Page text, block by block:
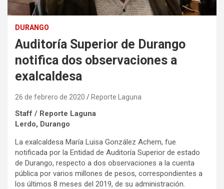
DURANGO
Auditoría Superior de Durango
notifica dos observaciones a
exalcaldesa
26 de febrero de 2020 Reporte Laguna
Staff / Reporte Laguna
Lerdo, Durango
La exalcaldesa María Luisa González Achem, fue
notificada por la Entidad de Auditoría Superior de estado
de Durango, respecto a dos observaciones a la cuenta
pública por varios millones de pesos, correspondientes a
los últimos 8 meses del 2019, de su administración.